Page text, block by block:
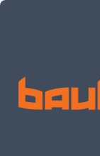
Ehituspaberid ja